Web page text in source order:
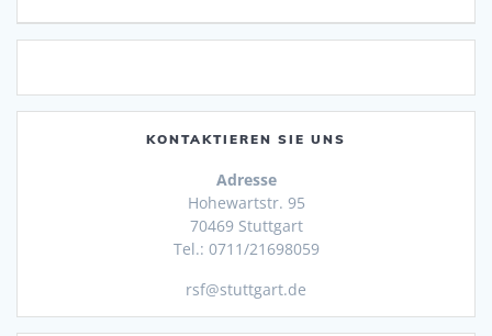
KONTAKTIEREN SIE UNS
Adresse
Hohewartstr. 95
70469 Stuttgart
Tel.: 0711/21698059
rsf@stuttgart.de